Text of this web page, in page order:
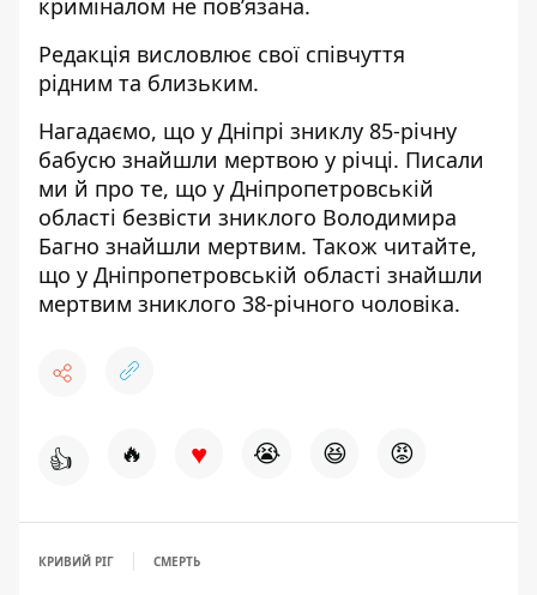
криміналом не пов’язана.
Редакція висловлює свої співчуття
рідним та близьким.
Нагадаємо, що у Дніпрі зниклу 85-річну
бабусю знайшли мертвою у річці. Писали
ми й про те, що у Дніпропетровській
області безвісти зниклого Володимира
Багно знайшли мертвим. Також читайте,
що у Дніпропетровській області знайшли
мертвим зниклого 38-річного чоловіка.
👍 🔥 ♥ 😭 😆 😡
КРИВИЙ РІГ СМЕРТЬ